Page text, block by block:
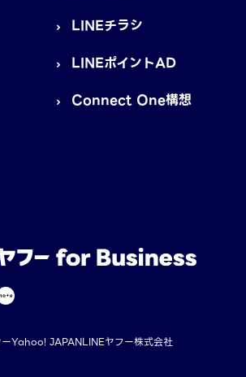
LINEチラシ
LINEポイントAD
Connect One構想
Yahoo! JAPANLINEヤフー株式会社